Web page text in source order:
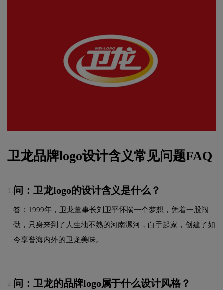
卫龙品牌logo设计含义常见问题FAQ
问：卫龙logo的设计含义是什么？
答：1999年，卫龙董事长刘卫平怀揣一个梦想，凭着一股闯
劲，只身来到了人生地不熟的河南漯河，白手起家，创建了如
今享誉海内外的卫龙美味。
2. 问：卫龙的品牌logo属于什么设计风格？